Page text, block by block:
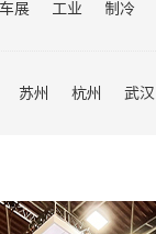
展 工业 制冷
苏州 杭州 武汉